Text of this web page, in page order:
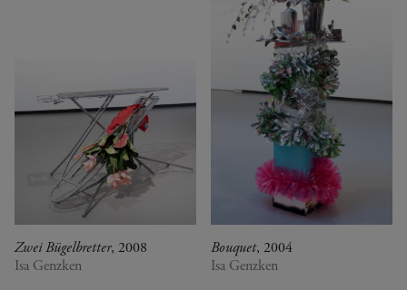
Zwei Bügelbretter, 2008
Isa Genzken
Bouquet, 2004
Isa Genzken